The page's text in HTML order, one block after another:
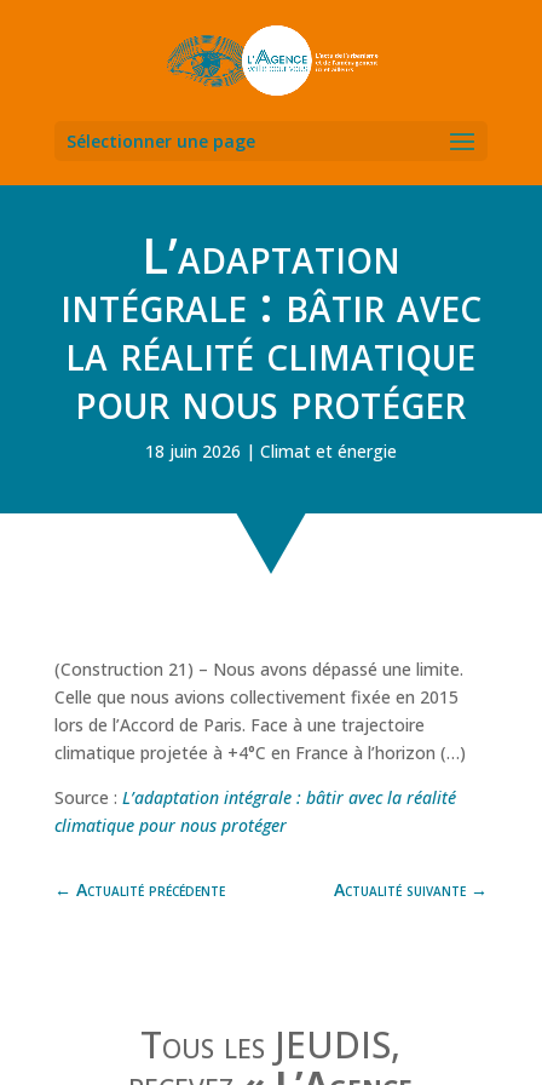
Sélectionner une page
L’adaptation
intégrale : bâtir avec
la réalité climatique
pour nous protéger
18 juin 2026 Climat et énergie
(Construction 21) – Nous avons dépassé une limite.
Celle que nous avions collectivement fixée en 2015
lors de l’Accord de Paris. Face à une trajectoire
climatique projetée à +4°C en France à l’horizon (…)
Source : L’adaptation intégrale : bâtir avec la réalité
climatique pour nous protéger
← Actualité précédente Actualité suivante →
Tous les JEUDIS,